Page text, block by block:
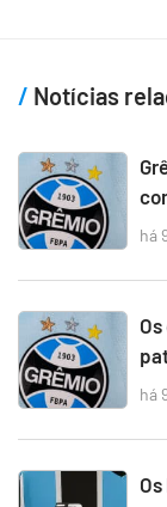
Notícias
há
há